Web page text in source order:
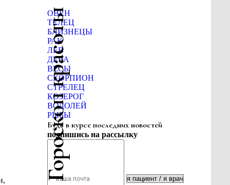
Гороскоп красоты
ОВЕН
ТЕЛЕЦ
БЛИЗНЕЦЫ
РАК
ЛЕВ
ДЕВА
ВЕСЫ
СКОРПИОН
СТРЕЛЕЦ
КОЗЕРОГ
ВОДОЛЕЙ
РЫБЫ
Будь в курсе последних новостей
подпишись на рассылку